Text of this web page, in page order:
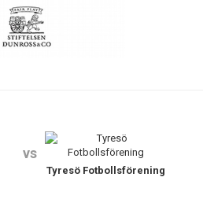
vs
Tyresö Fotbollsförening